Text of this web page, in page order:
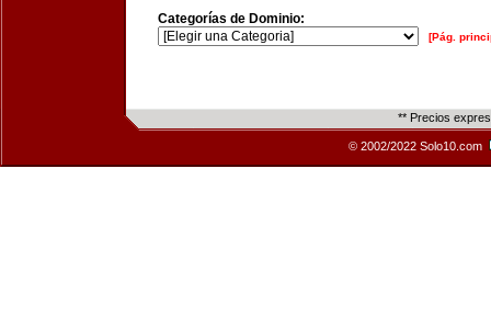
Categorías de Dominio:
[Pág.
** Precios
© 2002/2022 Solo10.com